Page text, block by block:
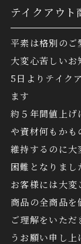
テイクアウ
平素は格別のご
大変心苦しい
5日よりテイク
ます
約５年間値上
や資材何もかも
維持するのに
困難となりまし
お客様には大変
商品の全商品を
ご理解をいた
うお願い申し上